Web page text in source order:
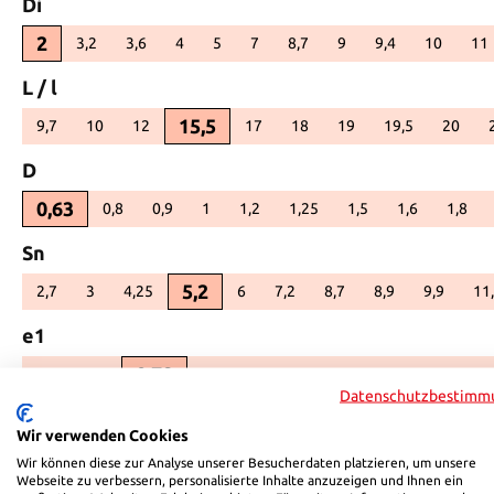
2
3,2(Diese Option ist zurzeit nicht verfügbar.)
3,6(Diese Option ist zurzeit nicht verfügbar.)
4(Diese Option ist zurzeit nicht verfügbar.)
5(Diese Option ist zurzeit nicht verfügbar.)
7(Diese Option ist zurzeit nicht
8,7(Diese Option ist zurzeit nicht
9(Diese Option ist zurzeit
9,4(Diese Option ist
10(Diese11
L / l
9,7(Diese Option ist zurzeit nicht verfügbar.)
10(Diese Option ist zurzeit nicht verfügbar.)
12(Diese Option ist zurzeit nicht verfügbar.)
15,5 17(Diese Option ist zurzeit nicht
18(Diese Option ist zurzeit nicht
19(Diese Option ist
19,5(Diese Option
20(Diese
Dauswählen
0,63
0,8(Diese Option ist zurzeit nicht verfügbar.)
0,9(Diese Option ist zurzeit nicht verfügbar.)
1(Diese Option ist zurzeit nicht verfügbar.)
1,2(Diese Option ist zurzeit nicht
1,25(Diese Option ist zurzeit nicht
1,5(Diese Option ist
1,6(Diese1,8
Sn
2,7(Diese Option ist zurzeit nicht verfügbar.)
3(Diese Option ist zurzeit nicht verfügbar.)
4,25(Diese Option ist zurzeit nicht verfügbar.)
5,2 6(Diese Option ist zurzeit nicht verfügbar.)
7,2(Diese Option ist zurzeit nicht
8,7(Diese Option ist zurzeit
8,9(Diese Option ist
9,9(Diese
e1
0,5 0,6 0,78 0,85 0,9 0,95(Diese Option ist zurzeit
1(Diese Option ist
1,25(Diese1,5
Produkt Anzahl: Gib den gewünschten Wert ein oder benutze
Produktnummer: H6002155
Wir verwenden Cookies
Wir können diese zur Analyse unserer Besucherdaten platzieren, um unsere
Webseite zu verbessern, personalisierte Inhalte anzuzeigen und Ihnen ein